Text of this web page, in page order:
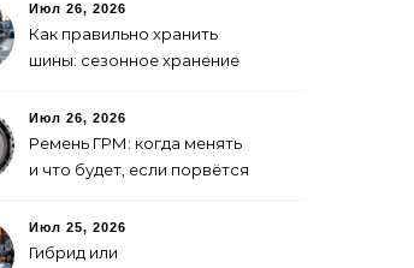
Июл 26, 2026
Как правильно хранить
шины: сезонное хранение
Июл 26, 2026
Ремень ГРМ: когда менять
и что будет, если порвётся
Июл 25, 2026
Гибрид или